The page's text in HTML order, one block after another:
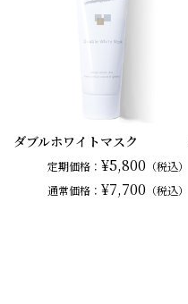
ダブルホワイトマスク
定期価格：¥5,800 （税込）
通常価格：¥7,700 （税込）